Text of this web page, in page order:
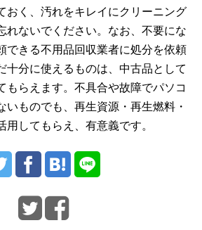
おく、汚れをキレイにクリーニング
れないでください。なお、不要にな
できる不用品回収業者に処分を依頼
十分に使えるものは、中古品として
もらえます。不具合や故障でパソコ
いものでも、再生資源・再生燃料・
してもらえ、有意義です。